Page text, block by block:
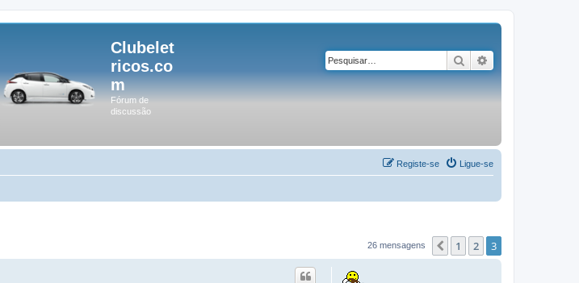
Clubelet
ricos.co
m
Fórum de
discussão
Pesquisar
Ligue-se
Registe-se
26 mensagens Anterior
1 2 3